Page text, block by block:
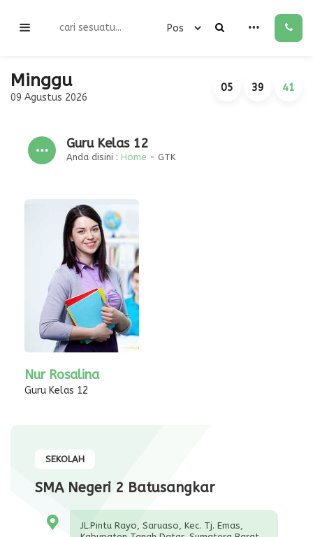
Minggu
09 Agustus 2026
05 39 41
Guru Kelas 12
Anda disini : Home - GTK
Nur Rosalina
Guru Kelas 12
SEKOLAH
SMA Negeri 2 Batusangkar
JL.Pintu Rayo, Saruaso, Kec. Tj. Emas,